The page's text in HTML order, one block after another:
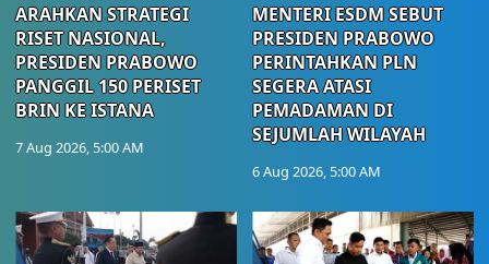
ARAHKAN STRATEGI
RISET NASIONAL,
PRESIDEN PRABOWO
PANGGIL 150 PERISET
BRIN KE ISTANA
7 Aug 2026, 5:00 AM
MENTERI ESDM SEBUT
PRESIDEN PRABOWO
PERINTAHKAN PLN
SEGERA ATASI
PEMADAMAN DI
SEJUMLAH WILAYAH
6 Aug 2026, 5:00 AM